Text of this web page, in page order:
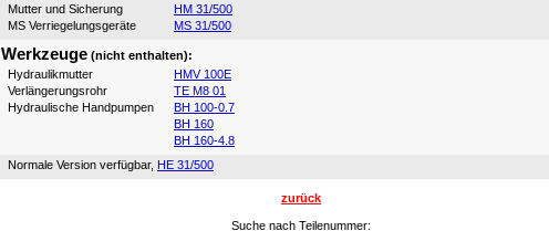
Mutter und Sicherung
HM 31/500
MS Verriegelungsgeräte
MS 31/500
Werkzeuge (nicht enthalten):
Hydraulikmutter
HMV 100E
Verlängerungsrohr
TE M8 01
Hydraulische Handpumpen
BH 100-0.7
BH 160
BH 160-4.8
Normale Version verfügbar, HE 31/500
zurück
Suche nach Teilenummer: